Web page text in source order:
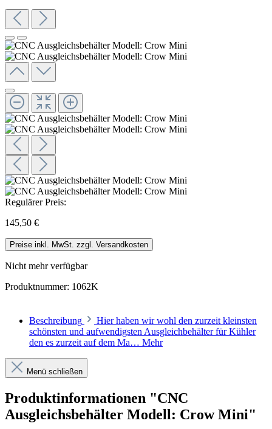
Regulärer Preis:
145,50 €
Preise inkl. MwSt. zzgl. Versandkosten
Nicht mehr verfügbar
Produktnummer: 1062K
Beschreibung
Hier haben wir wohl den zurzeit kleinsten
schönsten und aufwendigsten Ausgleichbehälter für Kühler
den es zurzeit auf dem Ma… Mehr
Menü schließen
Produktinformationen "CNC
Ausgleichsbehälter Modell: Crow Mini"